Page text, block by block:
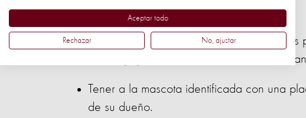
familia y animales ante una emergencia.
A continuación te brindamos algunas
desastres, y que hemos denominado como
Tener a la mascota identificada con una
de su dueño.
Aceptar todo
Rechazar No, ajustar